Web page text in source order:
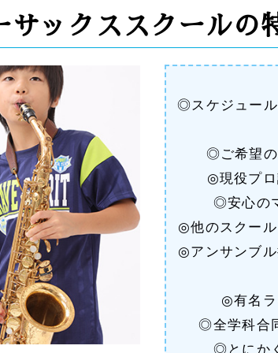
サックススクールの
◎スケジュール
◎ご希望の
◎現役プロ
◎安心の
◎他のスクール
◎アンサンブ
◎有名ラ
◎全学科合
◎とにか